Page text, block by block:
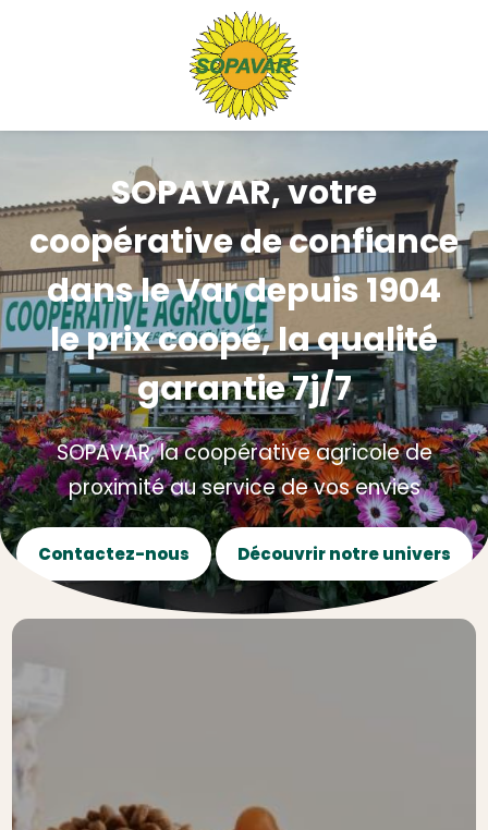
SOPAVAR, votre
coopérative de confiance
dans le Var depuis 1904
le prix coopé, la qualité
garantie 7j/7
SOPAVAR, la coopérative agricole de
proximité au service de vos envies
Contactez-nous Découvrir notre univers
Panneau de gestion des cookies